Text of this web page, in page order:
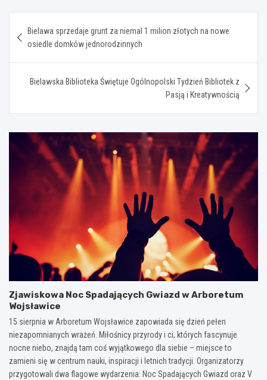
wpisu
Bielawa sprzedaje grunt za niemal 1 milion złotych na nowe
osiedle domków jednorodzinnych
Bielawska Biblioteka Świętuje Ogólnopolski Tydzień Bibliotek z
Pasją i Kreatywnością
Zjawiskowa Noc Spadających Gwiazd w Arboretum
Wojsławice
15 sierpnia w Arboretum Wojsławice zapowiada się dzień pełen
niezapomnianych wrażeń. Miłośnicy przyrody i ci, których fascynuje
nocne niebo, znajdą tam coś wyjątkowego dla siebie – miejsce to
zamieni się w centrum nauki, inspiracji i letnich tradycji. Organizatorzy
przygotowali dwa flagowe wydarzenia: Noc Spadających Gwiazd oraz V